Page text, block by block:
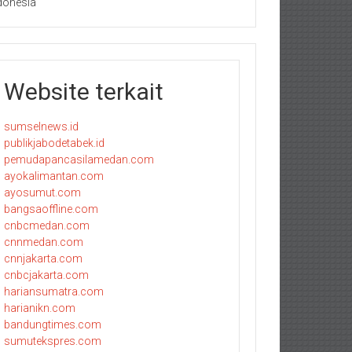
Website terkait
sumselnews.id
publikjabodetabek.id
pemudapancasilamedan.com
ayokalimantan.com
ayosumut.com
bangsaoffline.com
cnbcmedan.com
cnnmedan.com
cnnjakarta.com
cnbcjakarta.com
hariansumatra.com
harianikn.com
bandungtimes.com
sumutekspres.com